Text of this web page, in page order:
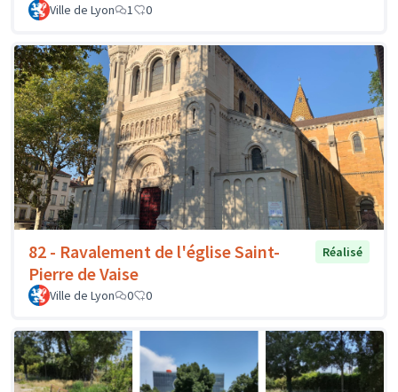
Ville de Lyon 1 0
82 - Ravalement de l'église Saint-
Pierre de Vaise
Réalisé
Ville de Lyon 0 0